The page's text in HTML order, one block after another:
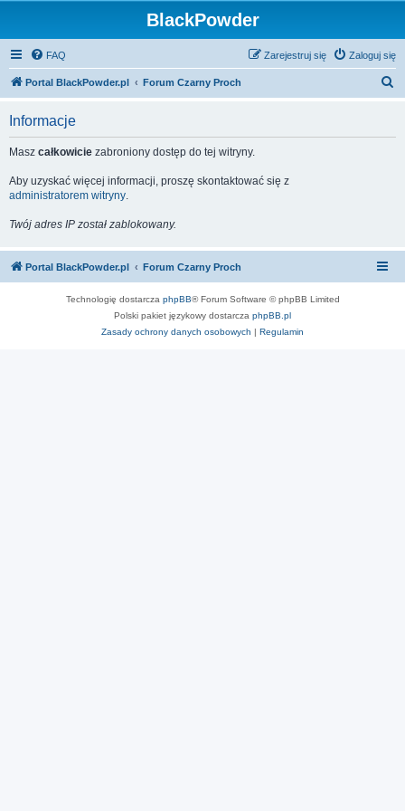
BlackPowder
FAQ Zaloguj się
Zarejestruj się
Portal BlackPowder.pl Forum Czarny Proch
Informacje
Masz całkowicie zabroniony dostęp do tej witryny.
Aby uzyskać więcej informacji, proszę skontaktować się z
administratorem witryny.
Twój adres IP został zablokowany.
Portal BlackPowder.pl Forum Czarny Proch
Technologię dostarcza phpBB® Forum Software © phpBB Limited
Polski pakiet językowy dostarcza phpBB.pl
Zasady ochrony danych osobowych | Regulamin